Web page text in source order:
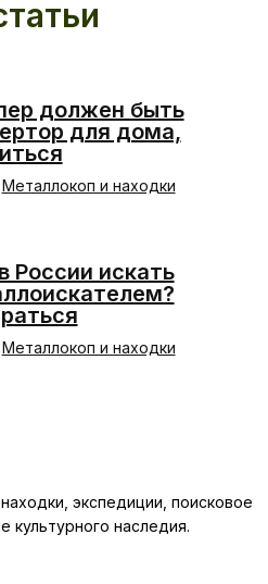
должен быть
для дома,
Металлокоп и находки
России искать
Металлокоп и находки
экспедиции, поисковое
культурного наследия.